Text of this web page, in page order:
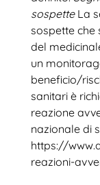
sospetteLa
sospette che
del
un
beneficio/
sanitari è
reazione
nazionale di
https://
reazioni-